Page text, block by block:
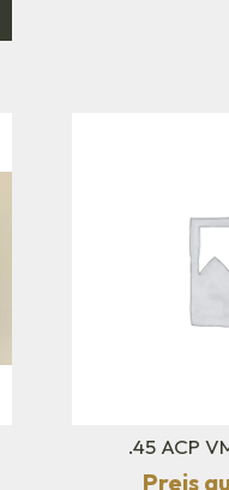
.45 ACP
Preis